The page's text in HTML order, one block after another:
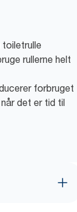
rullerne helt
forbruget
det er tid til